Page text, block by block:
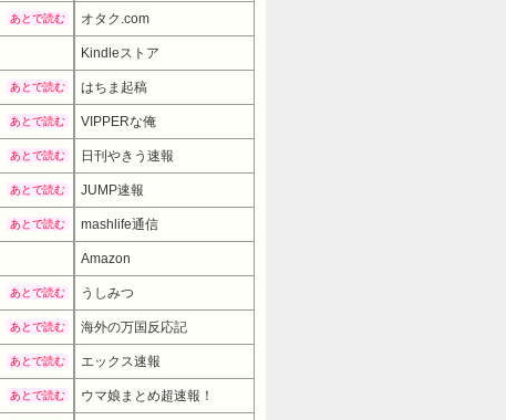
あとで読む オタク.com
Kindleストア
あとで読む はちま起稿
あとで読む VIPPERな俺
あとで読む 日刊やきう速報
あとで読む JUMP速報
あとで読む mashlife通信
Amazon
あとで読む うしみつ
あとで読む 海外の万国反応記
あとで読む エックス速報
あとで読む ウマ娘まとめ超速報！